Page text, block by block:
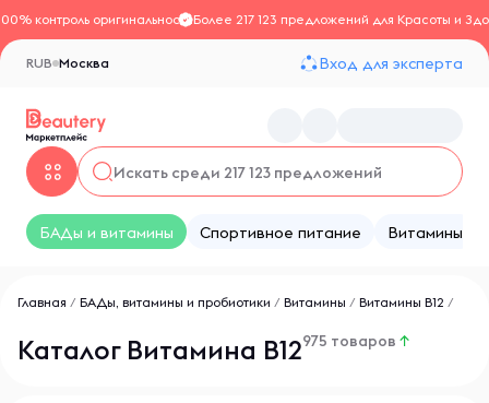
контроль оригинальностиБолее 217 123 предложений для Красоты и
Москва
RUB Вход для эксперта
БАДы и витамины Спортивное питание Витамины
Главная / БАДы, витамины и пробиотики / Витамины / Витамины В12 /
Каталог Витамина B12975 товаров ↑